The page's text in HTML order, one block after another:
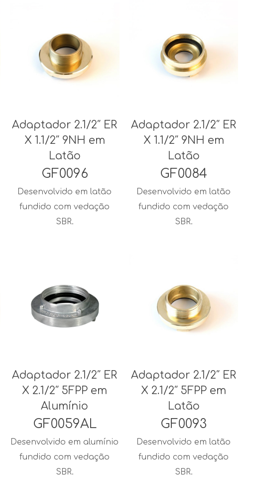
Adaptador 2.1/2″ ER
X 1.1/2″ 9NH em
Latão
GF0096
Desenvolvido em latão
fundido com vedação
SBR.
Adaptador 2.1/2″ ER
X 1.1/2″ 9NH em
Latão
GF0084
Desenvolvido em latão
fundido com vedação
SBR.
Adaptador 2.1/2″ ER
X 2.1/2″ 5FPP em
Alumínio
GF0059AL
Desenvolvido em alumínio
fundido com vedação
SBR.
Adaptador 2.1/2″ ER
X 2.1/2″ 5FPP em
Latão
GF0093
Desenvolvido em latão
fundido com vedação
SBR.